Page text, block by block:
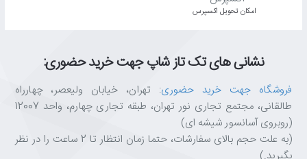
اﻣﮑﺎن ﺗﺤﻮﯾﻞ اﮐﺴﭙﺮس
نشانی های تک تاز شاپ جهت خرید حضوری:
فروشگاه جهت خرید حضوری: تهران، خیابان ولیعصر، چهارراه
طالقانی، مجتمع تجاری نور تهران، طبقه تجاری چهارم، واحد 12007
(روبروی آسانسور شیشه ای)
(به علت حجم بالای سفارشات، حتما زمان انتظار تا 2 ساعت را در نظر